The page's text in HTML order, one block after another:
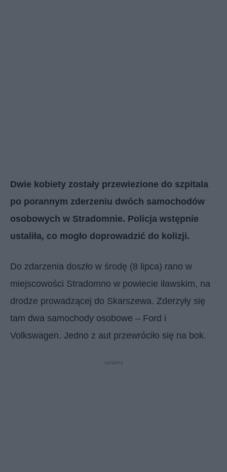
Dwie kobiety zostały przewiezione do szpitala
po porannym zderzeniu dwóch samochodów
osobowych w Stradomnie. Policja wstępnie
ustaliła, co mogło doprowadzić do kolizji.
Do zdarzenia doszło w środę (8 lipca) rano w
miejscowości Stradomno w powiecie iławskim, na
drodze prowadzącej do Skarszewa. Zderzyły się
tam dwa samochody osobowe – Ford i
Volkswagen. Jedno z aut przewróciło się na bok.
reklama